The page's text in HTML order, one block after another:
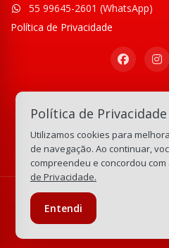
55 99645-2601 (WhatsApp)
Política de Privacidade
© Copyright 2008-2026 Paulo
Política de Privacidade
Utilizamos cookies para
de navegação. Ao continuar,
compreendeu e concordou com
de Privacidade.
Entendi